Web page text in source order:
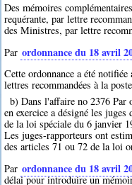
Des mémoires
requérante, par lettre
des Ministres, par lettre
Par ordonnance du 18 avril
Cette ordonnance a été
lettres recommandées à la
b) Dans l'affaire no 2376 Par
en exercice a désigné les
de la loi spéciale du 6 janvier
Les juges-rapporteurs ont
des articles 71 ou 72 de la loi
Par ordonnance du 18 avril
délai pour introduire un